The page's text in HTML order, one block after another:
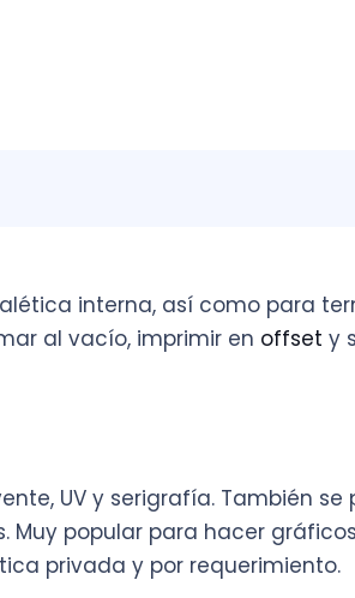
interna, así como para
al vacío, imprimir en offset y
UV y serigrafía. También
Muy popular para hacer gráficos
privada y por requerimiento.